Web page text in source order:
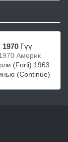
1970 Гүү
Америк
(Forli) 1963
(Continue)